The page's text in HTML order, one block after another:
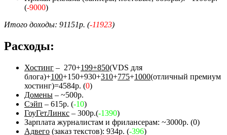
(-9000)
Итого доходы: 91151р. (-11923)
Расходы:
Хостинг – 270+199+850(VDS для
блога)+100+150+930+310+775+1000(отличный премиум
хостинг)=4584р. (0)
Домены – ~500р.
Сэйп – 615р. (-10)
ГоуГетЛинкс – 300р.(-1390)
Зарплата журналистам и фрилансерам: ~3000р. (0)
Адвего (заказ текстов): 934р. (-396)